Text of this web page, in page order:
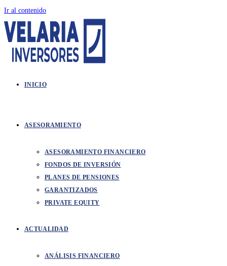
Ir al contenido
INICIO
ASESORAMIENTO
ASESORAMIENTO FINANCIERO
FONDOS DE INVERSIÓN
PLANES DE PENSIONES
GARANTIZADOS
PRIVATE EQUITY
ACTUALIDAD
ANÁLISIS FINANCIERO